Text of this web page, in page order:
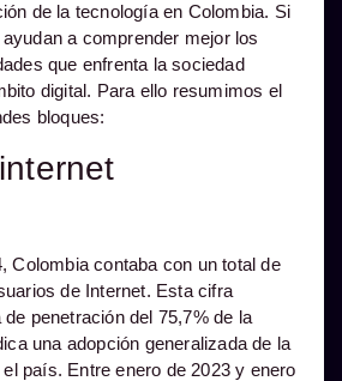
de la tecnología en Colombia. Si
a comprender mejor los
que enfrenta la sociedad
digital. Para ello resumimos el
bloques:
Colombia contaba con un total de
de Internet. Esta cifra
penetración del 75,7% de la
una adopción generalizada de la
país. Entre enero de 2023 y enero